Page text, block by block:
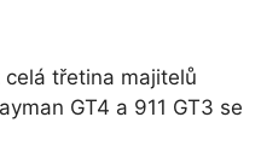
třetina majitelů
GT4 a 911 GT3 se